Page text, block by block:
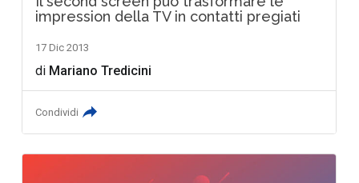
impression della TV in contatti pregiati
17 Dic 2013
di Mariano Tredicini
Condividi